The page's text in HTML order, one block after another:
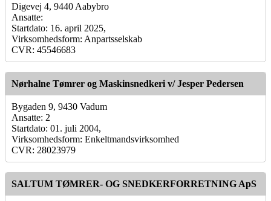
Digevej 4, 9440 Aabybro
Ansatte:
Startdato: 16. april 2025,
Virksomhedsform: Anpartsselskab
CVR: 45546683
Nørhalne Tømrer og Maskinsnedkeri v/ Jesper Pedersen
Bygaden 9, 9430 Vadum
Ansatte: 2
Startdato: 01. juli 2004,
Virksomhedsform: Enkeltmandsvirksomhed
CVR: 28023979
SALTUM TØMRER- OG SNEDKERFORRETNING ApS